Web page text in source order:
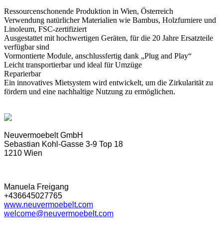
Ressourcenschonende Produktion in Wien, Österreich
Verwendung natürlicher Materialien wie Bambus, Holzfurniere und
Linoleum, FSC-zertifiziert
Ausgestattet mit hochwertigen Geräten, für die 20 Jahre Ersatzteile
verfügbar sind
Vormontierte Module, anschlussfertig dank „Plug and Play“
Leicht transportierbar und ideal für Umzüge
Reparierbar
Ein innovatives Mietsystem wird entwickelt, um die Zirkularität zu
fördern und eine nachhaltige Nutzung zu ermöglichen.
Neuvermoebelt GmbH
Sebastian Kohl-Gasse 3-9 Top 18
1210 Wien
Manuela Freigang
+436645027765
www.neuvermoebelt.com
welcome@neuvermoebelt.com